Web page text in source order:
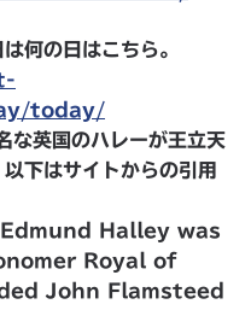
何の日はこちら。
today/
英国のハレーが王立天
下はサイトからの引用
Halley was
Royal of
John Flamsteed